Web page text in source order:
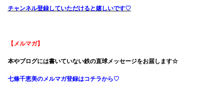
チャンネル登録していただけると嬉しいです♡
【メルマガ】
本やブログには書いていない鉄の直球メッセージをお届します☆
七條千恵美のメルマガ登録はコチラから♡